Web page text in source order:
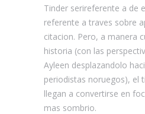
Tinder seri­referente a de
referente a traves sobre
citacion. Pero, a manera
historia (con las
Ayleen desplazandolo
periodistas noruegos), el
llegan a convertirse en
mas sombrio.